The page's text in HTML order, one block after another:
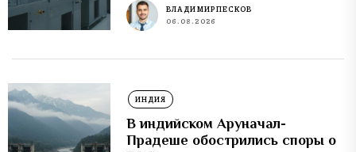
ВЛАДИМИР ПЕСКОВ
06.08.2026
ИНДИЯ
В индийском Аруначал-
Прадеше обострились споры о